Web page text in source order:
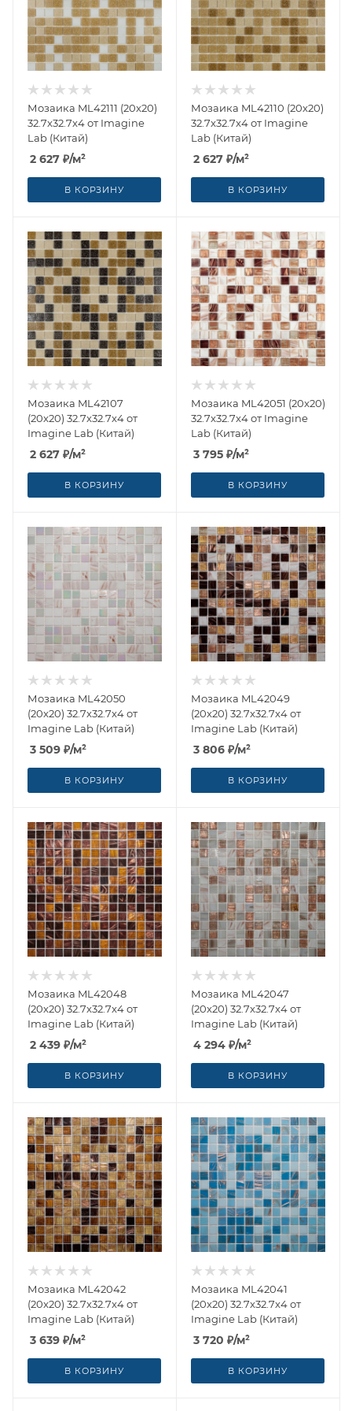
Мозаика ML42111 (20x20)
32.7x32.7x4 от Imagine
Lab (Китай)
2 627 ₽/м²
В КОРЗИНУ
Мозаика ML42110 (20x20)
32.7x32.7x4 от Imagine
Lab (Китай)
2 627 ₽/м²
В КОРЗИНУ
Мозаика ML42107
(20x20) 32.7x32.7x4 от
Imagine Lab (Китай)
2 627 ₽/м²
В КОРЗИНУ
Мозаика ML42051 (20x20)
32.7x32.7x4 от Imagine
Lab (Китай)
3 795 ₽/м²
В КОРЗИНУ
Мозаика ML42050
(20x20) 32.7x32.7x4 от
Imagine Lab (Китай)
3 509 ₽/м²
В КОРЗИНУ
Мозаика ML42049
(20x20) 32.7x32.7x4 от
Imagine Lab (Китай)
3 806 ₽/м²
В КОРЗИНУ
Мозаика ML42048
(20x20) 32.7x32.7x4 от
Imagine Lab (Китай)
2 439 ₽/м²
В КОРЗИНУ
Мозаика ML42047
(20x20) 32.7x32.7x4 от
Imagine Lab (Китай)
4 294 ₽/м²
В КОРЗИНУ
Мозаика ML42042
(20x20) 32.7x32.7x4 от
Imagine Lab (Китай)
3 639 ₽/м²
В КОРЗИНУ
Мозаика ML42041
(20x20) 32.7x32.7x4 от
Imagine Lab (Китай)
3 720 ₽/м²
В КОРЗИНУ